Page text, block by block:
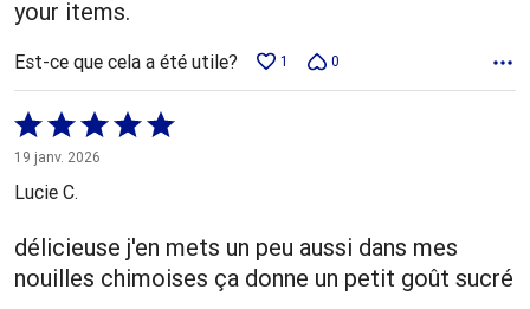
your items.
Est-ce que cela a été utile? 1 0
Coté
5 sur
5
19 janv. 2026
Lucie C.
délicieuse j'en mets un peu aussi dans mes
nouilles chimoises ça donne un petit goût sucré